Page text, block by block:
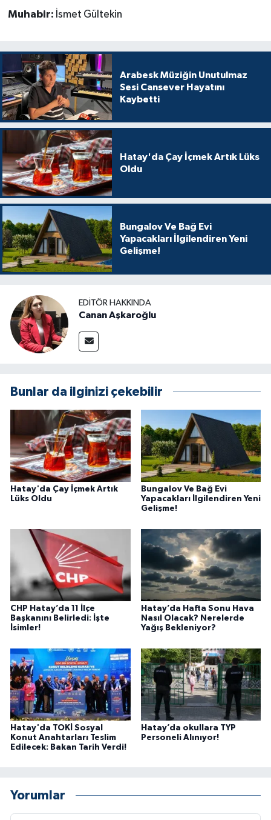
Muhabir: İsmet Gültekin
Arabesk Müziğin Unutulmaz
Sesi Cansever Hayatını
Kaybetti
Hatay'da Çay İçmek Artık Lüks
Oldu
Bungalov Ve Bağ Evi
Yapacakları İlgilendiren Yeni
Gelişme!
EDITÖR HAKKINDA
Canan Aşkaroğlu
Bunlar da ilginizi çekebilir
Hatay'da Çay İçmek Artık
Lüks Oldu
Bungalov Ve Bağ Evi
Yapacakları İlgilendiren Yeni
Gelişme!
CHP Hatay’da 11 İlçe
Başkanını Belirledi: İşte
İsimler!
Hatay’da Hafta Sonu Hava
Nasıl Olacak? Nerelerde
Yağış Bekleniyor?
Hatay'da TOKİ Sosyal
Konut Anahtarları Teslim
Edilecek: Bakan Tarih Verdi!
Hatay’da okullara TYP
Personeli Alınıyor!
Yorumlar